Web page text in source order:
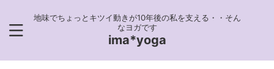
地味でちょっとキツイ動きが10年後の私を支える・・そん
なヨガです
ima*yoga